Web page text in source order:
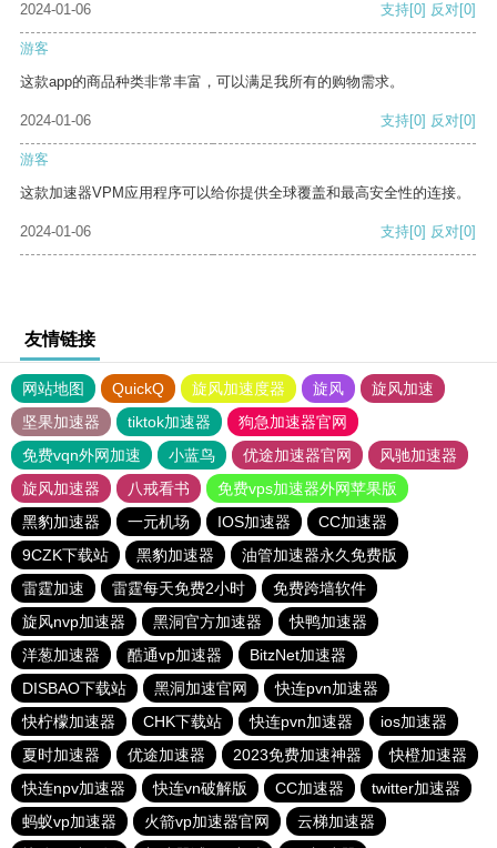
2024-01-06 支持[0] 反对[0]
游客
这款app的商品种类非常丰富，可以满足我所有的购物需求。
2024-01-06 支持[0] 反对[0]
游客
这款加速器VPM应用程序可以给你提供全球覆盖和最高安全性的连接。
2024-01-06 支持[0] 反对[0]
友情链接
网站地图 QuickQ 旋风加速度器 旋风
旋风加速
坚果加速器
tiktok加速器
狗急加速器官网
免费vqn外网加速
小蓝鸟 优途加速器官网
风驰加速器
旋风加速器
八戒看书
免费vps加速器外网苹果版
黑豹加速器
一元机场 IOS加速器
CC加速器
9CZK下载站
黑豹加速器
油管加速器永久免费版
雷霆加速
雷霆每天免费2小时
免费跨墙软件
旋风nvp加速器
黑洞官方加速器
快鸭加速器
洋葱加速器
酷通vp加速器
BitzNet加速器
DISBAO下载站
黑洞加速官网
快连pvn加速器
快柠檬加速器
CHK下载站 快连pvn加速器
ios加速器
夏时加速器
优途加速器 2023免费加速神器
快橙加速器
快连npv加速器
快连vn破解版 CC加速器
twitter加速器
蚂蚁vp加速器
火箭vp加速器官网
云梯加速器